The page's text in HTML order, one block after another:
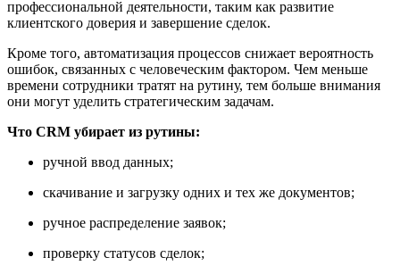
профессиональной деятельности, таким как развитие
клиентского доверия и завершение сделок.
Кроме того, автоматизация процессов снижает вероятность
ошибок, связанных с человеческим фактором. Чем меньше
времени сотрудники тратят на рутину, тем больше внимания
они могут уделить стратегическим задачам.
Что CRM убирает из рутины:
ручной ввод данных;
скачивание и загрузку одних и тех же документов;
ручное распределение заявок;
проверку статусов сделок;